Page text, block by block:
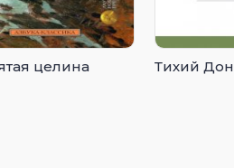
целина Тихий Дон